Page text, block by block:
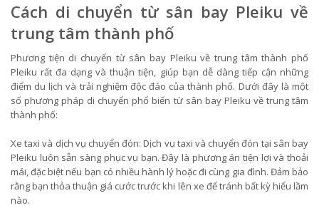
Cách di chuyển từ sân bay Pleiku về
trung tâm thành phố
Phương tiện di chuyển từ sân bay Pleiku về trung tâm thành phố
Pleiku rất đa dạng và thuận tiện, giúp bạn dễ dàng tiếp cận những
điểm du lịch và trải nghiệm độc đáo của thành phố. Dưới đây là một
số phương pháp di chuyển phổ biến từ sân bay Pleiku về trung tâm
thành phố:
Xe taxi và dịch vụ chuyển đón: Dịch vụ taxi và chuyển đón tại sân bay
Pleiku luôn sẵn sàng phục vụ bạn. Đây là phương án tiện lợi và thoải
mái, đặc biệt nếu bạn có nhiều hành lý hoặc đi cùng gia đình. Đảm bảo
rằng bạn thỏa thuận giá cước trước khi lên xe để tránh bất kỳ hiểu lầm
nào.